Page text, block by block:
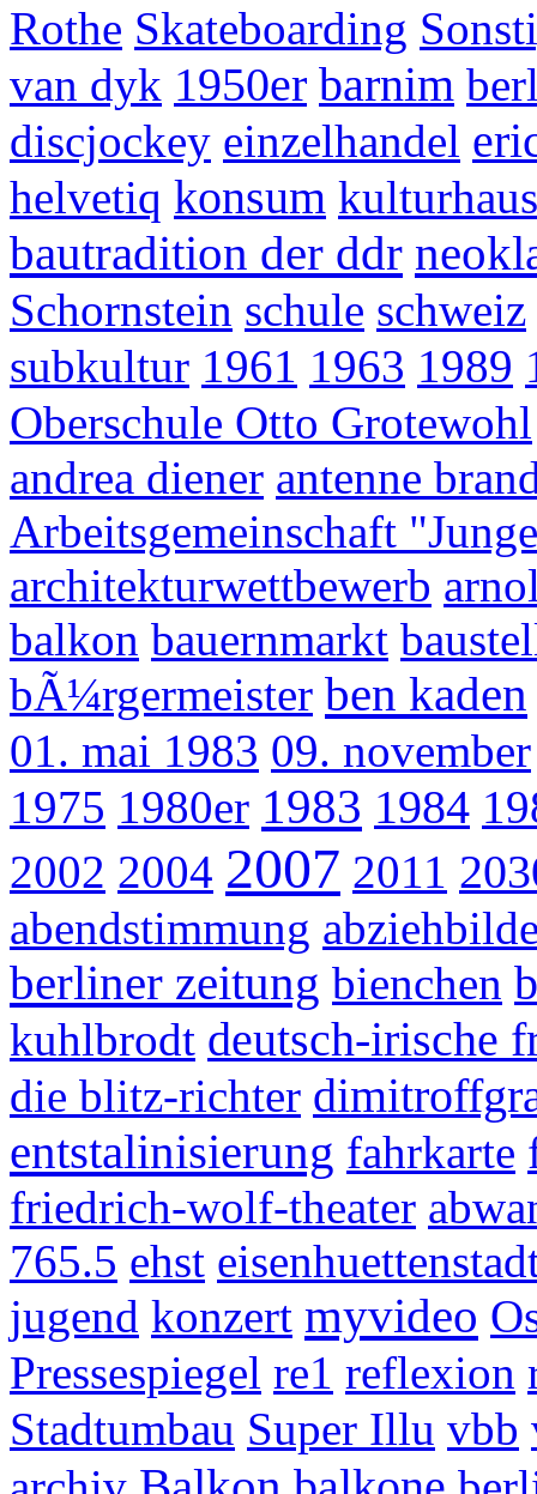
Rothe Skateboarding
van dyk 1950er barnim
discjockey einzelhandel
helvetiq konsum kulturhaus
bautradition der ddr
Schornstein schule schweiz
subkultur 1961 1963 1989
Oberschule Otto Grotewohl
andrea diener antenne
Arbeitsgemeinschaft
architekturwettbewerb
balkon bauernmarkt
bÃ¼rgermeister ben kaden
01. mai 1983 09. november
1975 1980er 1983 1984
2002 2004 2007 2011
abendstimmung
berliner zeitung bienchen
kuhlbrodt deutsch-irische
die blitz-richter
entstalinisierung fahrkarte
friedrich-wolf-theater
765.5 ehst
jugend konzert myvideo
Pressespiegel re1 reflexion
Stadtumbau Super Illu vbb